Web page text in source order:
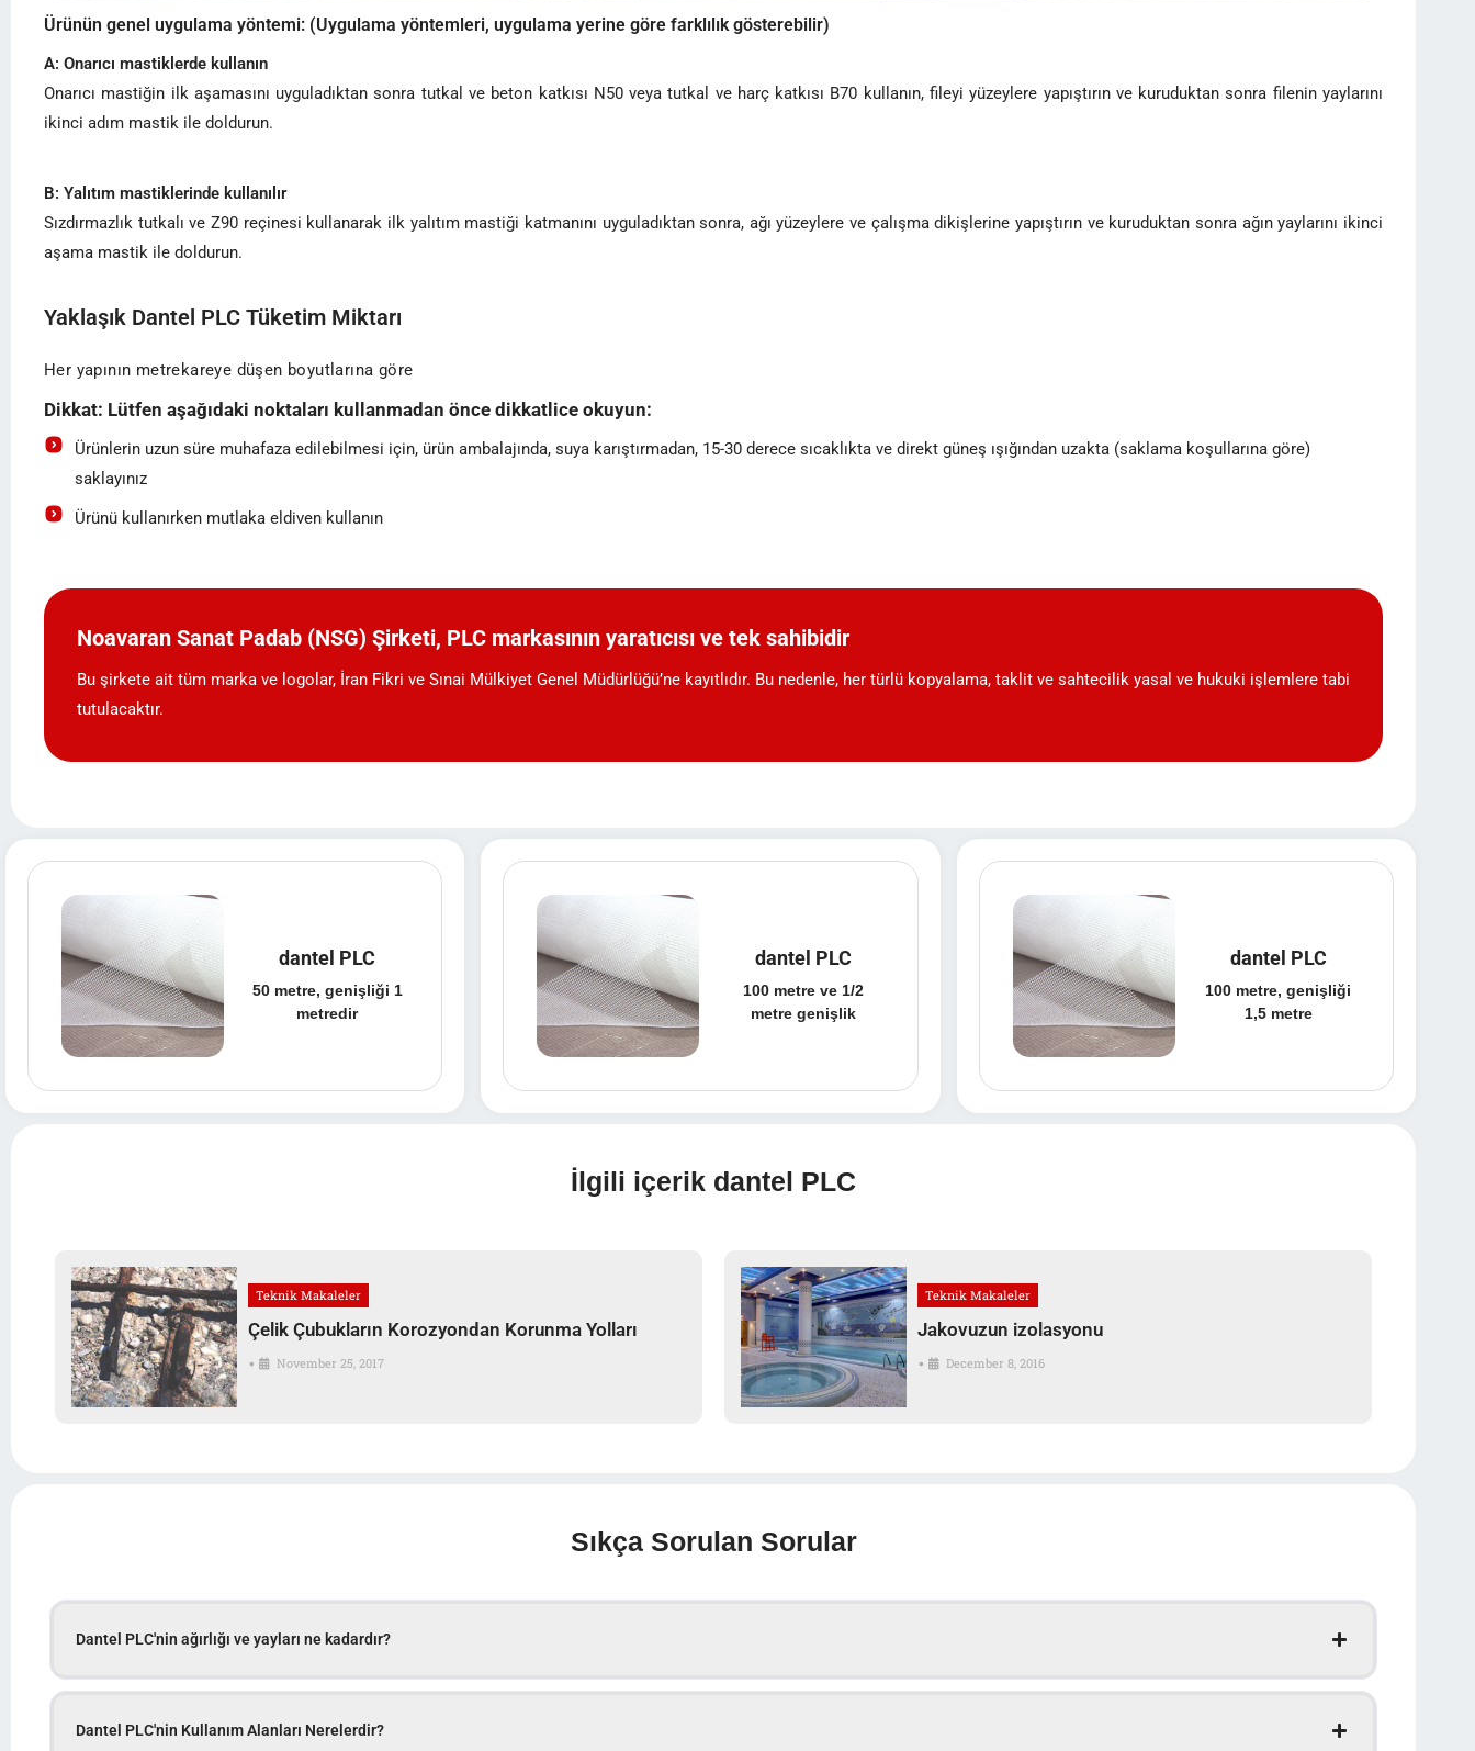
Ürünün genel uygulama yöntemi: (Uygulama yöntemleri, uygulama yerine göre farklılık gösterebilir)
A: Onarıcı mastiklerde kullanın
Onarıcı mastiğin ilk aşamasını uyguladıktan sonra tutkal ve beton katkısı N50 veya tutkal ve harç katkısı B70 kullanın, fileyi yüzeylere yapıştırın ve kuruduktan sonra filenin yaylarını
ikinci adım mastik ile doldurun.
B: Yalıtım mastiklerinde kullanılır
Sızdırmazlık tutkalı ve Z90 reçinesi kullanarak ilk yalıtım mastiği katmanını uyguladıktan sonra, ağı yüzeylere ve çalışma dikişlerine yapıştırın ve kuruduktan sonra ağın yaylarını ikinci
aşama mastik ile doldurun.
Yaklaşık Dantel PLC Tüketim Miktarı
Her yapının metrekareye düşen boyutlarına göre
Dikkat: Lütfen aşağıdaki noktaları kullanmadan önce dikkatlice okuyun:
Ürünlerin uzun süre muhafaza edilebilmesi için, ürün ambalajında, suya karıştırmadan, 15-30 derece sıcaklıkta ve direkt güneş ışığından uzakta (saklama koşullarına göre)
saklayınız
Ürünü kullanırken mutlaka eldiven kullanın
Noavaran Sanat Padab (NSG) Şirketi, PLC markasının yaratıcısı ve tek sahibidir
Bu şirkete ait tüm marka ve logolar, İran Fikri ve Sınai Mülkiyet Genel Müdürlüğü’ne kayıtlıdır. Bu nedenle, her türlü kopyalama, taklit ve sahtecilik yasal ve hukuki işlemlere tabi
tutulacaktır.
dantel PLC
50 metre, genişliği 1
metredir
dantel PLC
100 metre ve 1/2
metre genişlik
dantel PLC
100 metre, genişliği
1,5 metre
İlgili içerik dantel PLC
Teknik Makaleler
Çelik Çubukların Korozyondan Korunma Yolları
• November 25, 2017
Teknik Makaleler
Jakovuzun izolasyonu
• December 8, 2016
Sıkça Sorulan Sorular
Dantel PLC'nin ağırlığı ve yayları ne kadardır?
Dantel PLC'nin Kullanım Alanları Nerelerdir?